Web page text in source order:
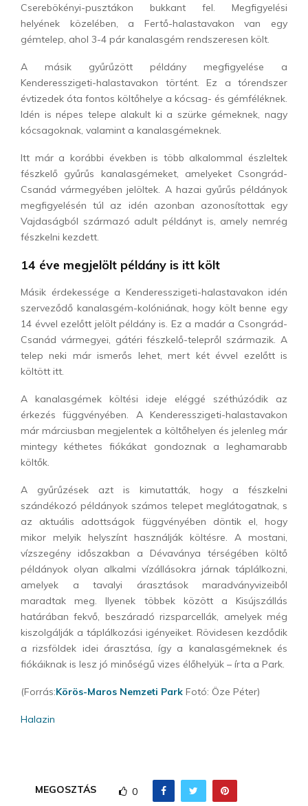
Cserebökényi-pusztákon bukkant fel. Megfigyelési
helyének közelében, a Fertő-halastavakon van egy
gémtelep, ahol 3-4 pár kanalasgém rendszeresen költ.
A másik gyűrűzött példány megfigyelése a
Kenderesszigeti-halastavakon történt. Ez a tórendszer
évtizedek óta fontos költőhelye a kócsag- és gémféléknek.
Idén is népes telepe alakult ki a szürke gémeknek, nagy
kócsagoknak, valamint a kanalasgémeknek.
Itt már a korábbi években is több alkalommal észleltek
fészkelő gyűrűs kanalasgémeket, amelyeket Csongrád-
Csanád vármegyében jelöltek. A hazai gyűrűs példányok
megfigyelésén túl az idén azonban azonosítottak egy
Vajdaságból származó adult példányt is, amely nemrég
fészkelni kezdett.
14 éve megjelölt példány is itt költ
Másik érdekessége a Kenderesszigeti-halastavakon idén
szerveződő kanalasgém-kolóniának, hogy költ benne egy
14 évvel ezelőtt jelölt példány is. Ez a madár a Csongrád-
Csanád vármegyei, gátéri fészkelő-telepről származik. A
telep neki már ismerős lehet, mert két évvel ezelőtt is
költött itt.
A kanalasgémek költési ideje eléggé széthúzódik az
érkezés függvényében. A Kenderesszigeti-halastavakon
már márciusban megjelentek a költőhelyen és jelenleg már
mintegy kéthetes fiókákat gondoznak a leghamarabb
költők.
A gyűrűzések azt is kimutatták, hogy a fészkelni
szándékozó példányok számos telepet meglátogatnak, s
az aktuális adottságok függvényében döntik el, hogy
mikor melyik helyszínt használják költésre. A mostani,
vízszegény időszakban a Dévaványa térségében költő
példányok olyan alkalmi vízállásokra járnak táplálkozni,
amelyek a tavalyi árasztások maradványvizeiből
maradtak meg. Ilyenek többek között a Kisújszállás
határában fekvő, beszáradó rizsparcellák, amelyek még
kiszolgálják a táplálkozási igényeiket. Rövidesen kezdődik
a rizsföldek idei árasztása, így a kanalasgémeknek és
fiókáiknak is lesz jó minőségű vizes élőhelyük – írta a Park.
(Forrás:Körös-Maros Nemzeti Park Fotó: Öze Péter)
Halazin
MEGOSZTÁS 0